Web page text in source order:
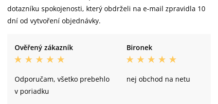
dotazníku spokojenosti, který obdrželi na e-mail zpravidla 10
dní od vytvoření objednávky.
Ověřený zákazník
Odporučam, všetko prebehlo
v poriadku
Bironek
nej obchod na netu